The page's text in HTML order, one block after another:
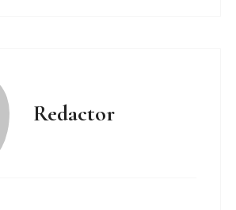
Redactor